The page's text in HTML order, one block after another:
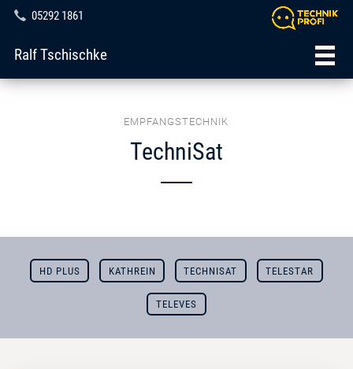
05292 1861
Ralf Tschischke
EMPFANGSTECHNIK
TechniSat
HD PLUS KATHREIN TECHNISAT TELESTAR
TELEVES